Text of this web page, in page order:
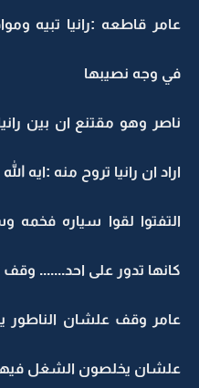
عامر قاطعه :رانيا تبيه
في وجه نصيبها
ناصر وهو مقتنع ان بين
اراد ان رانيا تروح منه :ايه
التفتوا لقوا سياره فخمه
كانها تدور على احد....... وقف
عامر وقف علشان الناطور
علشان يخلصون الشغل